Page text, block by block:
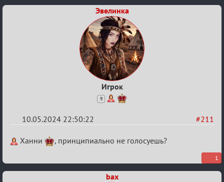
Эвелинка
Игрок
9
#211
10.05.2024 22:50:22
Re:
Стихоплёт
Ханни , принципиально не голосуешь?
1
bax